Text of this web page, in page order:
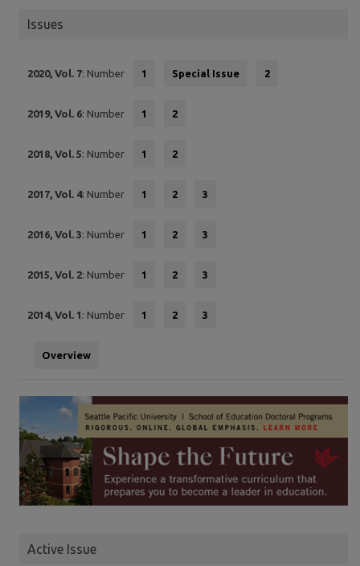
Issues
2020, Vol. 7: Number 1 Special Issue 2
2019, Vol. 6: Number 1 2
2018, Vol. 5: Number 1 2
2017, Vol. 4: Number 1 2 3
2016, Vol. 3: Number 1 2 3
2015, Vol. 2: Number 1 2 3
2014, Vol. 1 : Number 1 2 3
Overview
Active Issue